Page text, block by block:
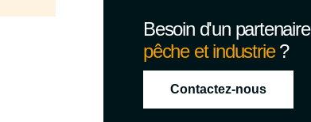
Besoin d'un partenaire
pêche et industrie?
Contactez-nous